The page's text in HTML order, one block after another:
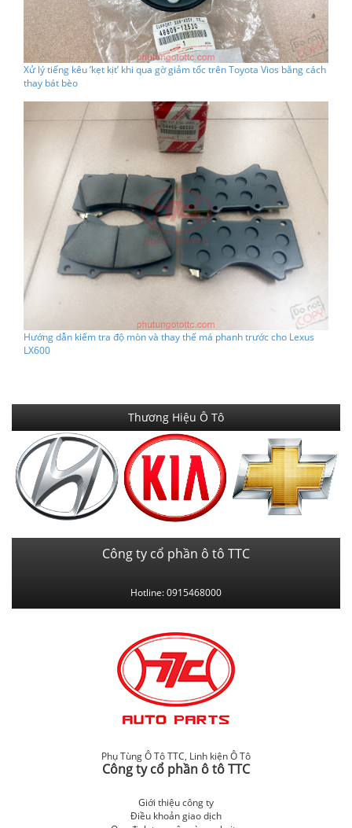
Xử lý tiếng kêu ’kẹt kịt’ khi qua gờ giảm tốc trên Toyota Vios bằng cách
thay bát bèo
Hướng dẫn kiểm tra độ mòn và thay thế má phanh trước cho Lexus
LX600
Thương Hiệu Ô Tô
Công ty cổ phần ô tô TTC
Hotline: 0915468000
Phụ Tùng Ô Tô TTC, Linh kiện Ô Tô
Công ty cổ phần ô tô TTC
Giới thiệu công ty
Điều khoản giao dịch